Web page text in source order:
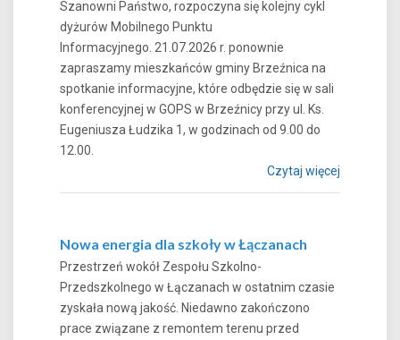
Szanowni Państwo, rozpoczyna się kolejny cykl
dyżurów Mobilnego Punktu
Informacyjnego. 21.07.2026 r. ponownie
zapraszamy mieszkańców gminy Brzeźnica na
spotkanie informacyjne, które odbędzie się w sali
konferencyjnej w GOPS w Brzeźnicy przy ul. Ks.
Eugeniusza Łudzika 1, w godzinach od 9.00 do
12.00.
Czytaj więcej
Nowa energia dla szkoły w Łączanach
Przestrzeń wokół Zespołu Szkolno-
Przedszkolnego w Łączanach w ostatnim czasie
zyskała nową jakość. Niedawno zakończono
prace związane z remontem terenu przed